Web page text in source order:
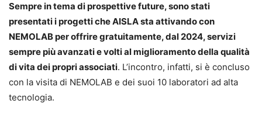
Sempre in tema di prospettive future, sono stati
presentati i progetti che AISLA sta attivando con
NEMOLAB per offrire gratuitamente, dal 2024, servizi
sempre più avanzati e volti al miglioramento della qualità
di vita dei propri associati. L’incontro, infatti, si è concluso
con la visita di NEMOLAB e dei suoi 10 laboratori ad alta
tecnologia.